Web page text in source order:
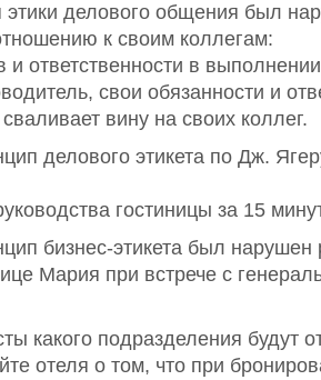
этики делового общения был
к своим коллегам:
ответственности в
свои обязанности и
вину на своих коллег.
делового этикета по Дж.
гостиницы за 15
бизнес-этикета был
Мария при встрече с
какого подразделения будут
отеля о том, что при